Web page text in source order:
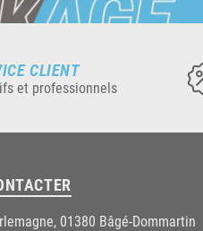
CLIENT
et professionnels
01380 Bâgé-Dommartin